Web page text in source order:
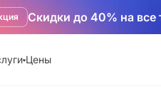
Скидки до 40% на
Цены